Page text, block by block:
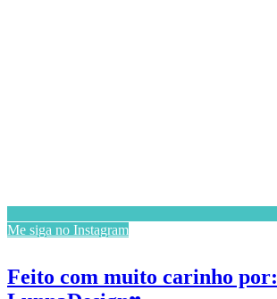
Me siga no Instagram
Feito com muito carinho por: